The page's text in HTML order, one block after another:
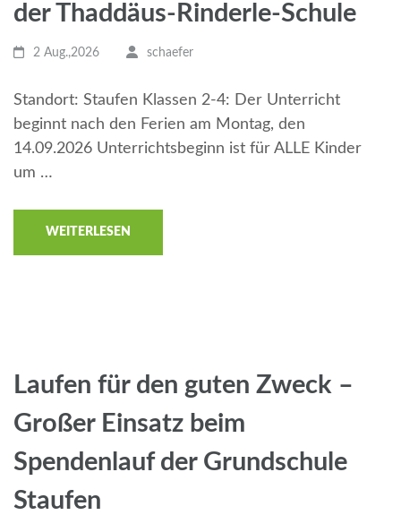
der Thaddäus-Rinderle-Schule
2 Aug.,2026 schaefer
Standort: Staufen Klassen 2-4: Der Unterricht
beginnt nach den Ferien am Montag, den
14.09.2026 Unterrichtsbeginn ist für ALLE Kinder
um …
WEITERLESEN
Laufen für den guten Zweck –
Großer Einsatz beim
Spendenlauf der Grundschule
Staufen